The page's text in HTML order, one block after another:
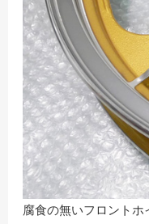
腐食の無いフロント